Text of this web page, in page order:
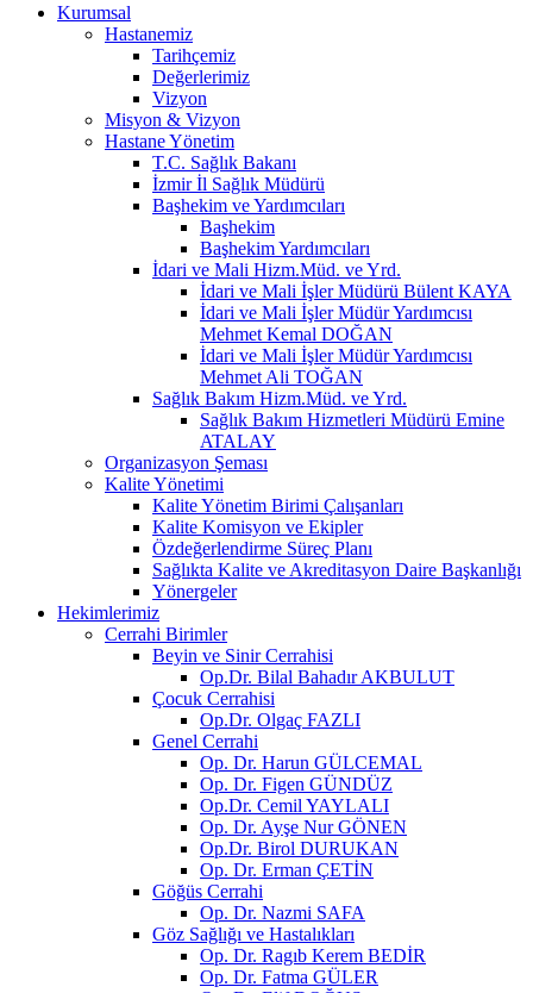
Kurumsal
Hastanemiz
Tarihçemiz
Değerlerimiz
Vizyon
Misyon & Vizyon
Hastane Yönetim
T.C. Sağlık Bakanı
İzmir İl Sağlık Müdürü
Başhekim ve Yardımcıları
Başhekim
Başhekim Yardımcıları
İdari ve Mali Hizm.Müd. ve Yrd.
İdari ve Mali İşler Müdürü Bülent KAYA
İdari ve Mali İşler Müdür Yardımcısı
Mehmet Kemal DOĞAN
İdari ve Mali İşler Müdür Yardımcısı
Mehmet Ali TOĞAN
Sağlık Bakım Hizm.Müd. ve Yrd.
Sağlık Bakım Hizmetleri Müdürü Emine
ATALAY
Organizasyon Şeması
Kalite Yönetimi
Kalite Yönetim Birimi Çalışanları
Kalite Komisyon ve Ekipler
Özdeğerlendirme Süreç Planı
Sağlıkta Kalite ve Akreditasyon Daire Başkanlığı
Yönergeler
Hekimlerimiz
Cerrahi Birimler
Beyin ve Sinir Cerrahisi
Op.Dr. Bilal Bahadır AKBULUT
Çocuk Cerrahisi
Op.Dr. Olgaç FAZLI
Genel Cerrahi
Op. Dr. Harun GÜLCEMAL
Op. Dr. Figen GÜNDÜZ
Op.Dr. Cemil YAYLALI
Op. Dr. Ayşe Nur GÖNEN
Op.Dr. Birol DURUKAN
Op. Dr. Erman ÇETİN
Göğüs Cerrahi
Op. Dr. Nazmi SAFA
Göz Sağlığı ve Hastalıkları
Op. Dr. Ragıb Kerem BEDİR
Op. Dr. Fatma GÜLER